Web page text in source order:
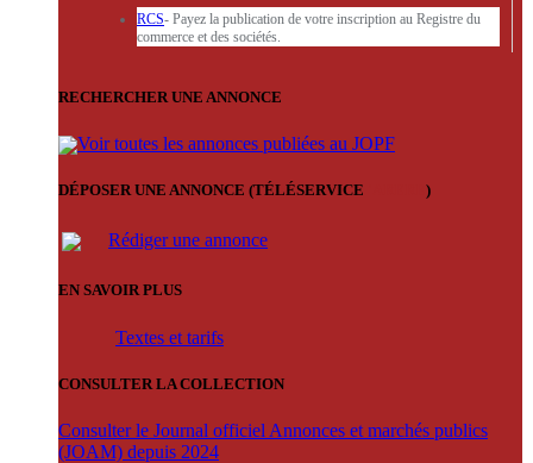
RCS- Payez la publication de votre inscription au Registre du
commerce et des sociétés.
RECHERCHER UNE ANNONCE
Voir toutes les annonces publiées au JOPF
DÉPOSER UNE ANNONCE (TÉLÉSERVICE )
Rédiger une annonce
EN SAVOIR PLUS
Textes et tarifs
CONSULTER LA COLLECTION
Consulter le Journal officiel Annonces et marchés publics
(JOAM) depuis 2024